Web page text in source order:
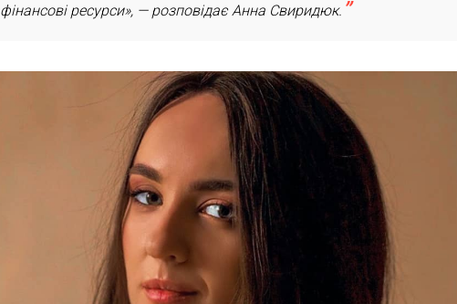
фінансові ресурси», — розповідає Анна Свиридюк.